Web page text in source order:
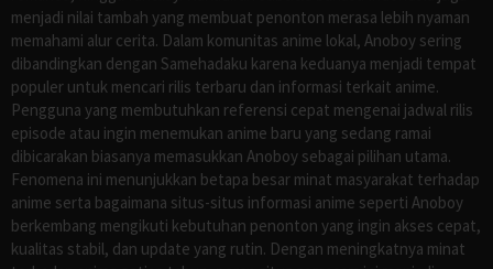
menjadi nilai tambah yang membuat penonton merasa lebih nyaman
memahami alur cerita. Dalam komunitas anime lokal, Anoboy sering
dibandingkan dengan Samehadaku karena keduanya menjadi tempat
populer untuk mencari rilis terbaru dan informasi terkait anime.
Pengguna yang membutuhkan referensi cepat mengenai jadwal rilis
episode atau ingin menemukan anime baru yang sedang ramai
dibicarakan biasanya memasukkan Anoboy sebagai pilihan utama.
Fenomena ini menunjukkan betapa besar minat masyarakat terhadap
anime serta bagaimana situs-situs informasi anime seperti Anoboy
berkembang mengikuti kebutuhan penonton yang ingin akses cepat,
kualitas stabil, dan update yang rutin. Dengan meningkatnya minat